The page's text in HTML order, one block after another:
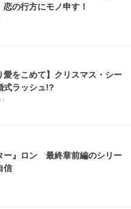
の行方にモノ申す！
愛をこめて】クリスマス・シー
式ラッシュ!?
ー』ロン 最終章前編のシリー
信